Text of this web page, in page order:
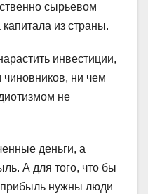
сырьевом
из страны.
инвестиции,
ни чем
не
деньги, а
А для того, что бы
прибыль нужны люди